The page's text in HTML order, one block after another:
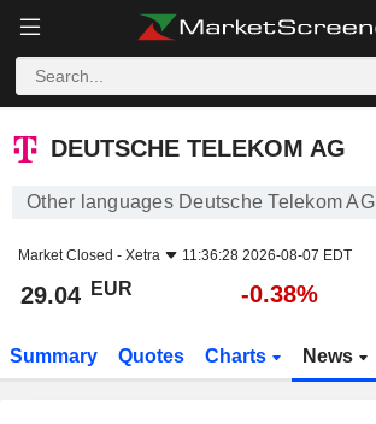
DEUTSCHE TELEKOM AG
DEUTSCHE TELEKOM AG
Other languages Deutsche Telekom AG
Market Closed - Xetra 11:36:28 2026-08-07 EDT
29.04 EUR -0.38%
Summary Quotes Charts News